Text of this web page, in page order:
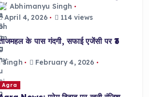
Abhimanyu Singh
April 4, 2026
114 views
के पास गंदगी, सफाई एजेंसी पर ₹3
Singh
February 4, 2026
Agra